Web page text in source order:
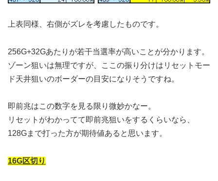
上表同様、右側がズレを考慮したものです。
256G+32Gあたりが若干当選率が高いことが分かります。
ゾーン狙いは無理ですが、ここの振り分けはリセットモー
ド天井狙いのボーダーの目安になりそうですね。
即前兆はこの数字を見る限り微妙かなー。
リセットがわかってて即前兆狙いをするくらいなら、
128Gまで打った方が期待値あると思います。
16G区切り